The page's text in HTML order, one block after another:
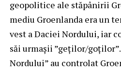
geopolitice ale stăpânirii
mediu Groenlanda era un
vest a Daciei Nordului, iar
săi urmașii ”geților/
Nordului” au controlat